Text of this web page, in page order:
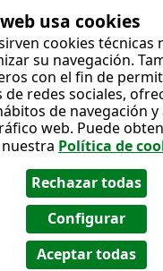
usa cookies
cookies técnicas
su navegación.
con el fin de
redes sociales,
de navegación y
web. Puede
Política de